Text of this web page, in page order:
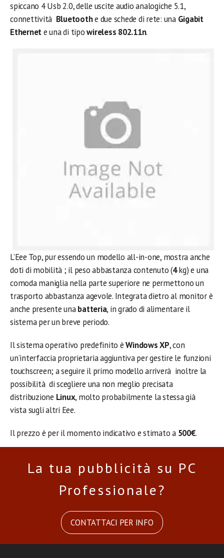
spiccano 4 Usb 2.0, delle uscite audio analogiche 5.1,
connettività Bluetoothe due schede di rete: una Gigabit
Ethernete una di tipowireless 802.11n.
L’Eee Top, pur essendo un modello all-in-one, mostra anche
doti di mobilità ; il peso abbastanza contenuto (4kg) e una
comoda maniglia nella parte superiore ne permettono un
trasporto abbastanza agevole. Integrata dietro al monitor è
anche presente unabatteria, in grado di alimentare il
sistema per un breve periodo.
Il sistema operativo predefinito èWindows XP, con
un’interfaccia proprietaria aggiuntiva per gestire le funzioni
touchscreen; a seguire il primo modello arriverà inoltre la
possibilità di scegliere una non meglio precisata
distribuzione Linux, molto probabilmente la stessa già
vista sugli altri Eee.
Il prezzo è per il momento indicativo e stimato a 500€.
La tua pubblicità su PC
Professionale?
CONTATTACI PER INFO